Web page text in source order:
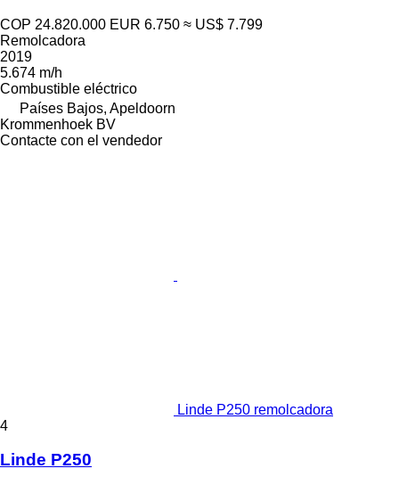
COP 24.820.000 EUR 6.750 ≈ US$ 7.799
Remolcadora
2019
5.674 m/h
Combustible eléctrico
Países Bajos, Apeldoorn
Krommenhoek BV
Contacte con el vendedor
Linde P250 remolcadora
4
Linde P250